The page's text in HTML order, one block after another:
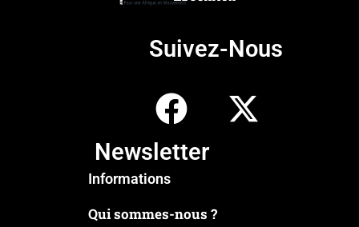
Suivez-Nous
Newsletter
Informations
Qui sommes-nous ?